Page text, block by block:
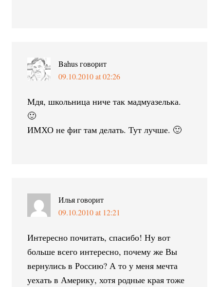
Bahus говорит
09.10.2010 at 02:26
Мдя, школьница ниче так мадмуазелька.
🙂
ИМХО не фиг там делать. Тут лучше. 🙂
Илья говорит
09.10.2010 at 12:21
Интересно почитать, спасибо! Ну вот
больше всего интересно, почему же Вы
вернулись в Россию? А то у меня мечта
уехать в Америку, хотя родные края тоже